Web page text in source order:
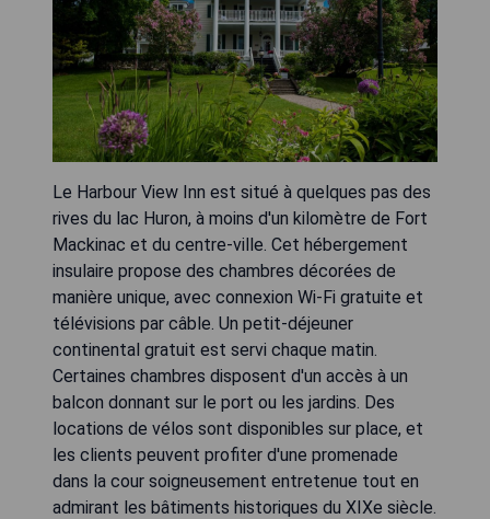
Le Harbour View Inn est situé à quelques pas des
rives du lac Huron, à moins d'un kilomètre de Fort
Mackinac et du centre-ville. Cet hébergement
insulaire propose des chambres décorées de
manière unique, avec connexion Wi-Fi gratuite et
télévisions par câble. Un petit-déjeuner
continental gratuit est servi chaque matin.
Certaines chambres disposent d'un accès à un
balcon donnant sur le port ou les jardins. Des
locations de vélos sont disponibles sur place, et
les clients peuvent profiter d'une promenade
dans la cour soigneusement entretenue tout en
admirant les bâtiments historiques du XIXe siècle.